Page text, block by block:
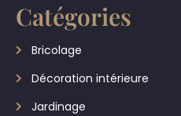
Catégories
Bricolage
Décoration intérieure
Jardinage